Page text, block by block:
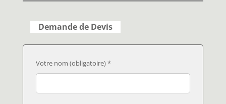
Demande de Devis
Votre nom (obligatoire) *